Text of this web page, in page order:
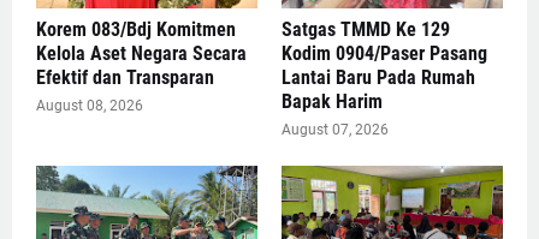
Korem 083/Bdj Komitmen
Kelola Aset Negara Secara
Efektif dan Transparan
August 08, 2026
Satgas TMMD Ke 129
Kodim 0904/Paser Pasang
Lantai Baru Pada Rumah
Bapak Harim
August 07, 2026